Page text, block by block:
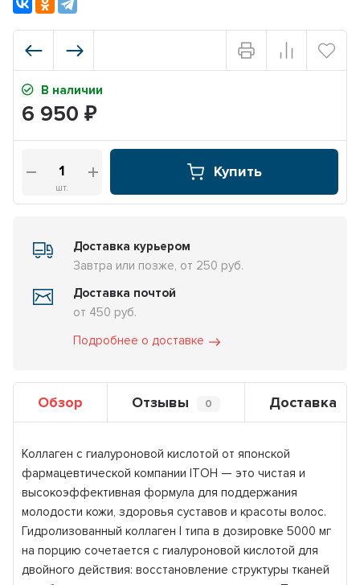
В наличии
6 950₽
шт.
Купить
Доставка курьером
Завтра или позже, от 250 руб.
Доставка почтой
от 450 руб.
Подробнее о доставке
Обзор Отзывы 0 Доставка
Коллаген с гиалуроновой кислотой от японской
фармацевтической компании ITOH — это чистая и
высокоэффективная формула для поддержания
молодости кожи, здоровья суставов и красоты волос.
Гидролизованный коллаген I типа в дозировке 5000 мг
на порцию сочетается с гиалуроновой кислотой для
двойного действия: восстановление структуры тканей